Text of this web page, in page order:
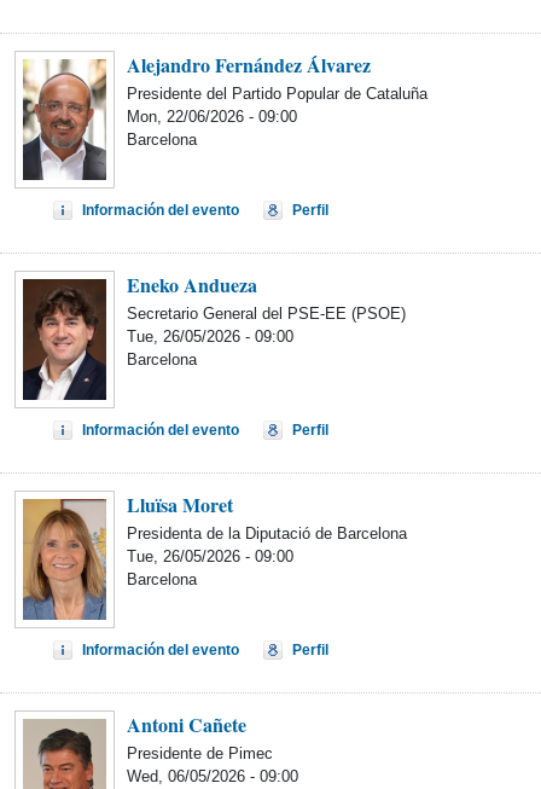
Alejandro Fernández Álvarez
Presidente del Partido Popular de Cataluña
Mon, 22/06/2026 - 09:00
Barcelona
Información del evento Perfil
Eneko Andueza
Secretario General del PSE-EE (PSOE)
Tue, 26/05/2026 - 09:00
Barcelona
Información del evento Perfil
Lluïsa Moret
Presidenta de la Diputació de Barcelona
Tue, 26/05/2026 - 09:00
Barcelona
Información del evento Perfil
Antoni Cañete
Presidente de Pimec
Wed, 06/05/2026 - 09:00